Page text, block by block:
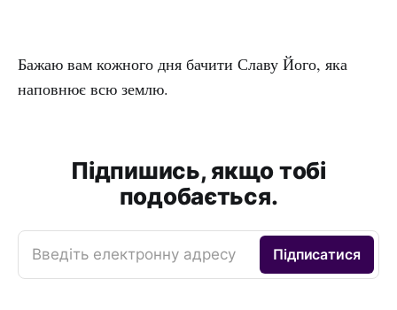
Бажаю вам кожного дня бачити Славу Його, яка
наповнює всю землю.
Підпишись, якщо тобі
подобається.
Введіть електронну адресу Підписатися